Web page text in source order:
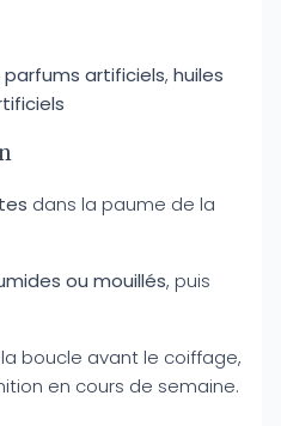
parfums artificiels, huiles
dans la paume de la
ou mouillés, puis
boucle avant le coiffage,
en cours de semaine.